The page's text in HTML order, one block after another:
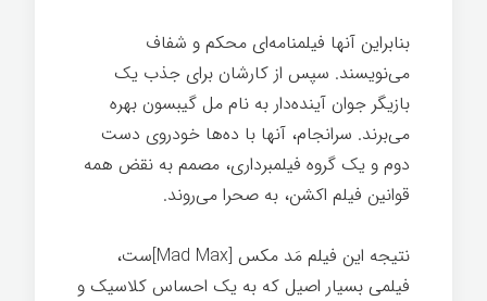
بنابراین آنها فیلمنامه‌ای محکم و شفاف
می‌نویسند. سپس از کارشان برای جذب یک
بازیگر جوان آینده‌دار به نام مل گیبسون بهره
می‌برند. سرانجام، آنها با ده‌ها خودروی دست
دوم و یک گروه فیلمبرداری، مصمم به نقض همه
قوانین فیلم اکشن، به صحرا می‌روند.
نتیجه این فیلم مَد مکس [Mad Max]ست،
فیلمی بسیار اصیل که به یک احساس کلاسیک و